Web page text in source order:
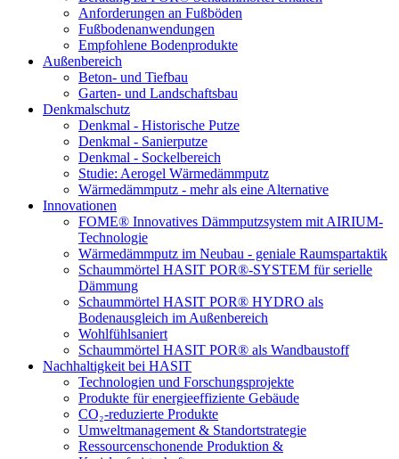
Anforderungen an Fußböden
Fußbodenanwendungen
Empfohlene Bodenprodukte
Außenbereich
Beton- und Tiefbau
Garten- und Landschaftsbau
Denkmalschutz
Denkmal - Historische Putze
Denkmal - Sanierputze
Denkmal - Sockelbereich
Studie: Aerogel Wärmedämmputz
Wärmedämmputz - mehr als eine Alternative
Innovationen
FOME® Innovatives Dämmputzsystem mit AIRIUM-
Technologie
Wärmedämmputz im Neubau - geniale Raumspartaktik
Schaummörtel HASIT POR®-SYSTEM für serielle
Dämmung
Schaummörtel HASIT POR® HYDRO als
Bodenausgleich im Außenbereich
Wohlfühlsaniert
Schaummörtel HASIT POR® als Wandbaustoff
Nachhaltigkeit bei HASIT
Technologien und Forschungsprojekte
Produkte für energieeffiziente Gebäude
CO₂-reduzierte Produkte
Umweltmanagement & Standortstrategie
Ressourcenschonende Produktion &